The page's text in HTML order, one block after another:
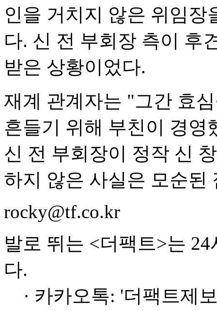
인을 거치지 않은 위임
다. 신 전 부회장 측이 후
받은 상황이었다.
재계 관계자는 "그간 효
흔들기 위해 부친이 경영
신 전 부회장이 정작 신
하지 않은 사실은 모순된
rocky@tf.co.kr
발로 뛰는 <더팩트>는
다.
· 카카오톡: '더팩트제